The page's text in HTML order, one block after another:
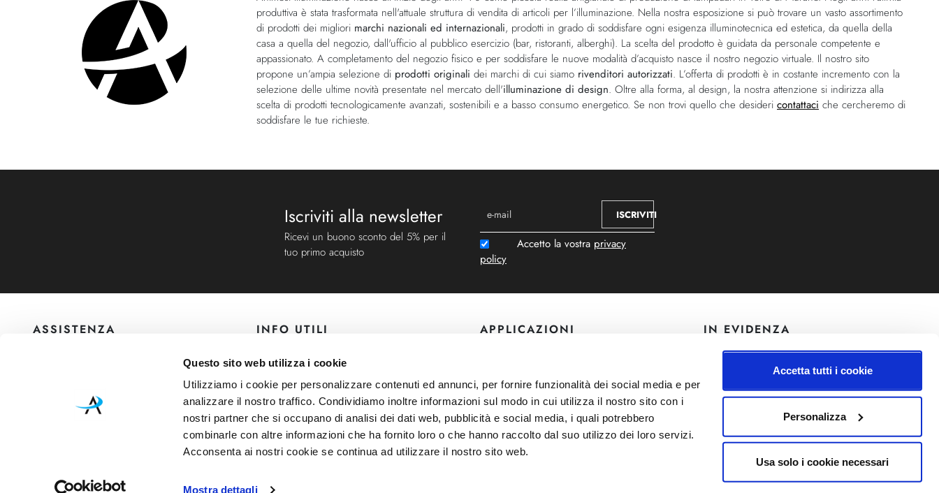
Questo sito web utilizza i cookie
Utilizziamo i cookie per personalizzare contenuti ed annunci, per fornire funzionalità dei social media e per
analizzare il nostro traffico. Condividiamo inoltre informazioni sul modo in cui utilizza il nostro sito con i
nostri partner che si occupano di analisi dei dati web, pubblicità e social media, i quali potrebbero
combinarle con altre informazioni che ha fornito loro o che hanno raccolto dal suo utilizzo dei loro servizi.
Acconsenta ai nostri cookie se continua ad utilizzare il nostro sito web.
Mostra dettagli
Accetta tutti i cookie
Personalizza
Usa solo i cookie necessari
produttiva è stata trasformata nell'attuale struttura di vendita di articoli per l’illuminazione. Nella nostra esposizione si può trovare un vasto assortimento
di prodotti dei migliori marchi nazionali ed internazionali, prodotti in grado di soddisfare ogni esigenza illuminotecnica ed estetica, da quella della
casa a quella del negozio, dall'ufficio al pubblico esercizio (bar, ristoranti, alberghi). La scelta del prodotto è guidata da personale competente e
appassionato. A completamento del negozio fisico e per soddisfare le nuove modalità d’acquisto nasce il nostro negozio virtuale. Il nostro sito
propone un’ampia selezione di prodotti originali dei marchi di cui siamo rivenditori autorizzati. L’offerta di prodotti è in costante incremento con la
selezione delle ultime novità presentate nel mercato dell'illuminazione di design. Oltre alla forma, al design, la nostra attenzione si indirizza alla
scelta di prodotti tecnologicamente avanzati, sostenibili e a basso consumo energetico. Se non trovi quello che desideri contattaci che cercheremo di
soddisfare le tue richieste.
Iscriviti alla newsletter
Ricevi un buono sconto del 5% per il
tuo primo acquisto
ISCRIVITI
Accetto la vostra privacy
policy
ASSISTENZA
Via Bergamo, 43 - 23807 - Merate (Lecco)
+ 39 039 9909099
WhatsApp+ 39 334 6626625
Lunedì - Venerdì: 9:00-12:00 / 14:30-19:00
INFO UTILI
Contattaci
Chi siamo
Sconti
Spedizioni e Pagamenti
APPLICAZIONI
Lampade da soffitto
Lampade da terra
Lampade da tavolo
Lampade a sospensione
IN EVIDENZA
Foscarini
Qeeboo